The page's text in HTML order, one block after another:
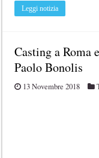
Leggi notizia
Casting a Roma
Paolo Bonolis
13 Novembre 2018